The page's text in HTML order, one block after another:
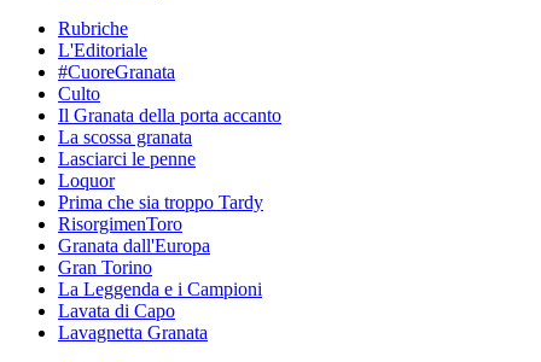
Rubriche
L'Editoriale
#CuoreGranata
Culto
Il Granata della porta accanto
La scossa granata
Lasciarci le penne
Loquor
Prima che sia troppo Tardy
RisorgimenToro
Granata dall'Europa
Gran Torino
La Leggenda e i Campioni
Lavata di Capo
Lavagnetta Granata